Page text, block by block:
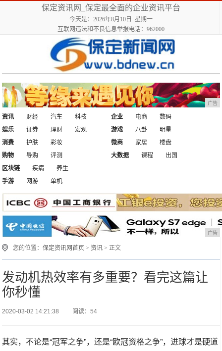
保定资讯网_保定最全面的企业资讯平台
今天是：2026年8月10日 星期一
互联网违法和不良信息举报电话：962000
广告
资讯 财经 汽车
科技
娱乐
证券 理财 宏观
企业 电商
数码
游戏
八卦
明星
消费
护肤
彩妆
购物
导购 评测
微商 家居
楼盘
大数据
课程
出国
区块链
疾病
养生
手游
网游 单机
广告
您的位置：保定资讯网首页 >资讯 > 正文
发动机热效率有多重要？看完这篇让
你秒懂
2020-03-02 14:21:38 阅读：54
其实，不论是“冠军之争”，还是“欧冠资格之争”，进球才是硬道